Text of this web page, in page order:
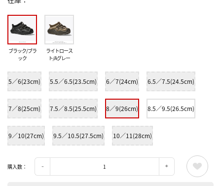
ブラック/ブラ
ック
ライトロース
ト/Aグレー
5／6(23cm) 5.5／6.5(23.5cm) 6／7(24cm) 6.5／7.5(24.5cm)
7／8(25cm) 7.5／8.5(25.5cm) 8／9(26cm) 8.5／9.5(26.5cm)
9／10(27cm) 9.5／10.5(27.5cm) 10／11(28cm)
購入数：